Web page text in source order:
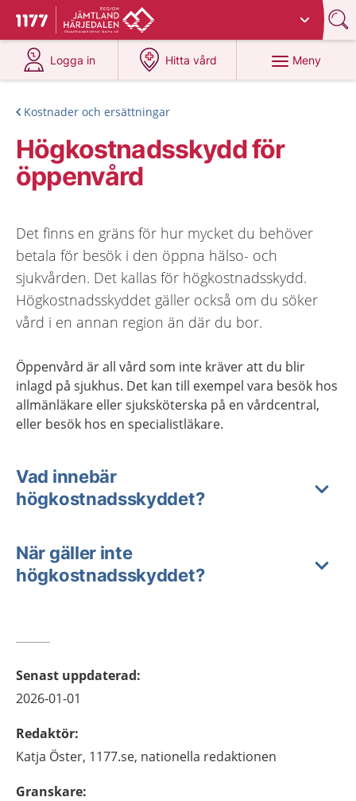
Till startsidan för 1177
Du har valt region
Logga in
på 1177.se
Hitta vård
på 1177.se
Meny
Kostnader och ersättningar
Högkostnadsskydd för
öppenvård
Det finns en gräns för hur mycket du behöver
betala för besök i den öppna hälso- och
sjukvården. Det kallas för högkostnadsskydd.
Högkostnadsskyddet gäller också om du söker
vård i en annan region än där du bor.
Öppenvård är all vård som inte kräver att du blir
inlagd på sjukhus. Det kan till exempel vara besök hos
allmänläkare eller sjuksköterska på en vårdcentral,
eller besök hos en specialistläkare.
Vad innebär
högkostnadsskyddet?
När gäller inte
högkostnadsskyddet?
Senast uppdaterad:
2026-01-01
Redaktör:
Katja Öster, 1177.se, nationella redaktionen
Granskare: